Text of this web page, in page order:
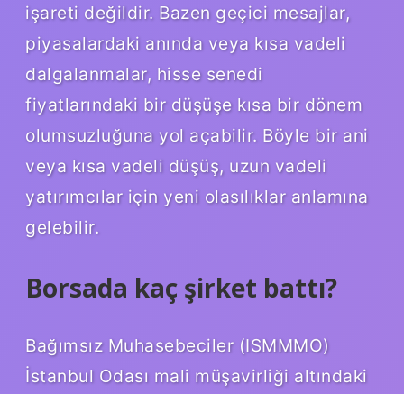
işareti değildir. Bazen geçici mesajlar,
piyasalardaki anında veya kısa vadeli
dalgalanmalar, hisse senedi
fiyatlarındaki bir düşüşe kısa bir dönem
olumsuzluğuna yol açabilir. Böyle bir ani
veya kısa vadeli düşüş, uzun vadeli
yatırımcılar için yeni olasılıklar anlamına
gelebilir.
Borsada kaç şirket battı?
Bağımsız Muhasebeciler (ISMMMO)
İstanbul Odası mali müşavirliği altındaki